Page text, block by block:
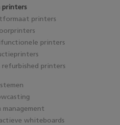
printers
printers
printers
refurbished printers
management
whiteboards